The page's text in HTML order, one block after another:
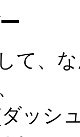
て、
ッシ